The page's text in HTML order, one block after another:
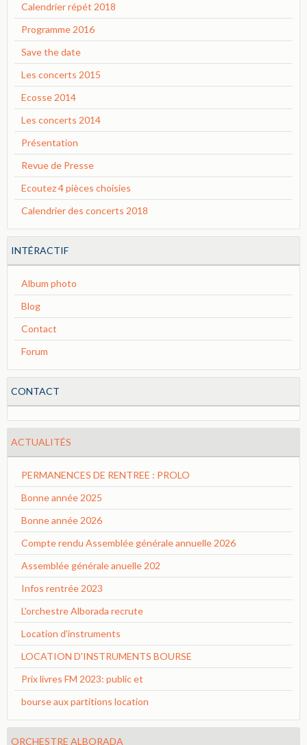
Calendrier répét 2018
Programme 2016
Save the date
Les concerts 2015
Ecosse 2014
Les concerts 2014
Présentation
Revue de Presse
Ecoutez 4 pièces choisies
Calendrier des concerts 2018
INTÉRACTIF
Album photo
Blog
Contact
Forum
CONTACT
ACTUALITÉS
PERMANENCES DE RENTREE : PROLO
Bonne année 2025
Bonne année 2026
Compte rendu Assemblée générale annuelle 2026
Assemblée générale anuelle 202
Infos rentrée 2023
L'orchestre Alborada recrute
Location d'instruments
LOCATION D'INSTRUMENTS BOURSE
Prix livres FM 2023: public et
bourse aux partitions location
ORCHESTRE ALBORADA